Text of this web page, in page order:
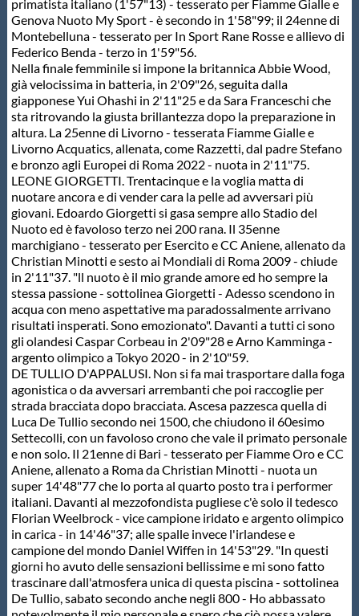
primatista italiano (1'57"13) - tesserato per Fiamme Gialle e
Genova Nuoto My Sport - è secondo in 1'58"99; il 24enne di
Montebelluna - tesserato per In Sport Rane Rosse e allievo di
Federico Benda - terzo in 1'59"56.
Nella finale femminile si impone la britannica Abbie Wood,
già velocissima in batteria, in 2'09"26, seguita dalla
giapponese Yui Ohashi in 2'11"25 e da Sara Franceschi che
sta ritrovando la giusta brillantezza dopo la preparazione in
altura. La 25enne di Livorno - tesserata Fiamme Gialle e
Livorno Acquatics, allenata, come Razzetti, dal padre Stefano
e bronzo agli Europei di Roma 2022 - nuota in 2'11"75.
LEONE GIORGETTI. Trentacinque e la voglia matta di
nuotare ancora e di vender cara la pelle ad avversari più
giovani. Edoardo Giorgetti si gasa sempre allo Stadio del
Nuoto ed è favoloso terzo nei 200 rana. Il 35enne
marchigiano - tesserato per Esercito e CC Aniene, allenato da
Christian Minotti e sesto ai Mondiali di Roma 2009 - chiude
in 2'11"37. "ll nuoto è il mio grande amore ed ho sempre la
stessa passione - sottolinea Giorgetti - Adesso scendono in
acqua con meno aspettative ma paradossalmente arrivano
risultati insperati. Sono emozionato". Davanti a tutti ci sono
gli olandesi Caspar Corbeau in 2'09"28 e Arno Kamminga -
argento olimpico a Tokyo 2020 - in 2'10"59.
DE TULLIO D'APPALUSI. Non si fa mai trasportare dalla foga
agonistica o da avversari arrembanti che poi raccoglie per
strada bracciata dopo bracciata. Ascesa pazzesca quella di
Luca De Tullio secondo nei 1500, che chiudono il 60esimo
Settecolli, con un favoloso crono che vale il primato personale
e non solo. Il 21enne di Bari - tesserato per Fiamme Oro e CC
Aniene, allenato a Roma da Christian Minotti - nuota un
super 14'48"77 che lo porta al quarto posto tra i performer
italiani. Davanti al mezzofondista pugliese c'è solo il tedesco
Florian Weelbrock - vice campione iridato e argento olimpico
in carica - in 14'46"37; alle spalle invece l'irlandese e
campione del mondo Daniel Wiffen in 14'53"29. "In questi
giorni ho avuto delle sensazioni bellissime e mi sono fatto
trascinare dall'atmosfera unica di questa piscina - sottolinea
De Tullio, sabato secondo anche negli 800 - Ho abbassato